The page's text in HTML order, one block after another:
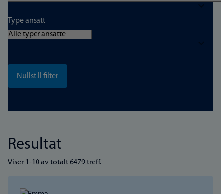
Type ansatt
Resultat
Viser 1-10 av totalt 6479 treff.